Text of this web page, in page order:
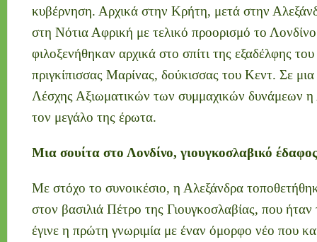
κυβέρνηση. Αρχικά στην Κρήτη, μετά στην
στη Νότια Αφρική με τελικό προορισμό το
φιλοξενήθηκαν αρχικά στο σπίτι της εξαδέλφης
πριγκίπισσας Μαρίνας, δούκισσας του Κεντ. Σε
Λέσχης Αξιωματικών των συμμαχικών δυνάμεων η
τον μεγάλο της έρωτα.
Μια σουίτα στο Λονδίνο, γιουγκοσλαβικό έδαφος
Με στόχο το συνοικέσιο, η Αλεξάνδρα
στον βασιλιά Πέτρο της Γιουγκοσλαβίας, που
έγινε η πρώτη γνωριμία με έναν όμορφο νέο που